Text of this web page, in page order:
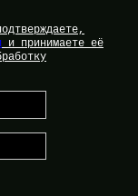
и принимаете её